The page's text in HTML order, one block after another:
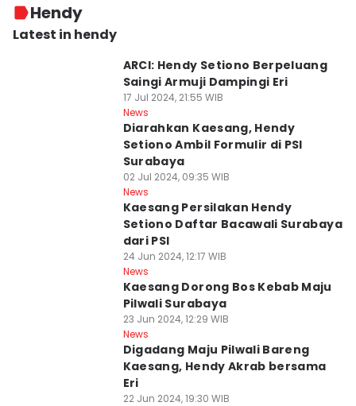
Hendy
Latest in hendy
ARCI: Hendy Setiono Berpeluang
Saingi Armuji Dampingi Eri
17 Jul 2024, 21:55 WIB
News
Diarahkan Kaesang, Hendy
Setiono Ambil Formulir di PSI
Surabaya
02 Jul 2024, 09:35 WIB
News
Kaesang Persilakan Hendy
Setiono Daftar Bacawali Surabaya
dari PSI
24 Jun 2024, 12:17 WIB
News
Kaesang Dorong Bos Kebab Maju
Pilwali Surabaya
23 Jun 2024, 12:29 WIB
News
Digadang Maju Pilwali Bareng
Kaesang, Hendy Akrab bersama
Eri
22 Jun 2024, 19:30 WIB